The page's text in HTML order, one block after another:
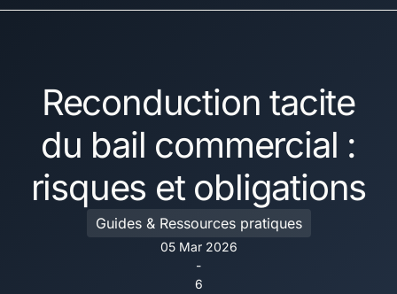
Reconduction tacite
du bail commercial :
risques et obligations
Guides & Ressources pratiques
05 Mar 2026
-
6